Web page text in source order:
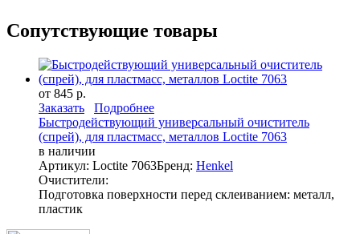
Сопутствующие товары
от 845 р.
Заказать
Подробнее
Быстродействующий универсальный очиститель
(спрей), для пластмасс, металлов Loctite 7063
в наличии
Артикул: Loctite 7063Бренд: Henkel
Очистители:
Подготовка поверхности перед склеиванием: металл,
пластик